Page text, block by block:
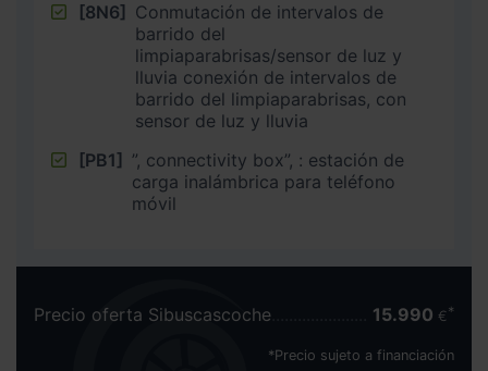
[8N6] Conmutación de intervalos de
barrido del
limpiaparabrisas/sensor de luz y
lluvia conexión de intervalos de
barrido del limpiaparabrisas, con
sensor de luz y lluvia
[PB1] ”, connectivity box”, : estación de
carga inalámbrica para teléfono
móvil
Precio oferta Sibuscascoche 15.990 €
*Precio sujeto a financiación